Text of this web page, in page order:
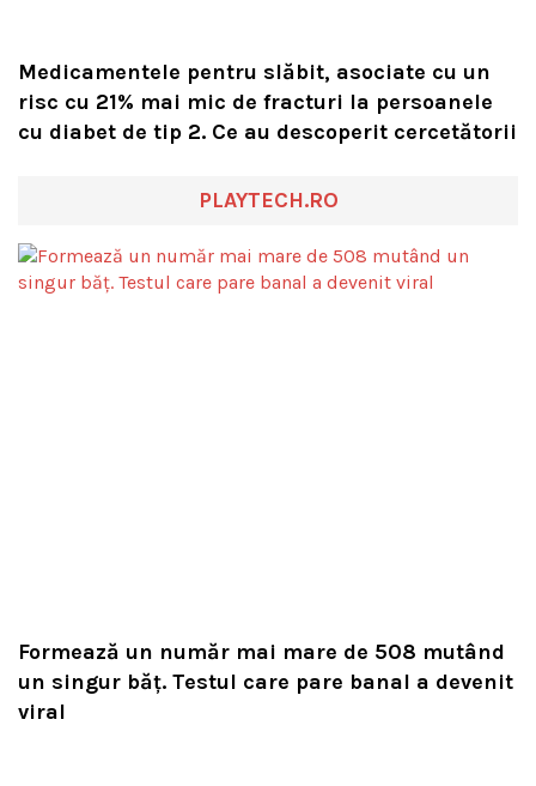
Medicamentele pentru slăbit, asociate cu un
risc cu 21% mai mic de fracturi la persoanele
cu diabet de tip 2. Ce au descoperit cercetătorii
PLAYTECH.RO
Formează un număr mai mare de 508 mutând
un singur băț. Testul care pare banal a devenit
viral